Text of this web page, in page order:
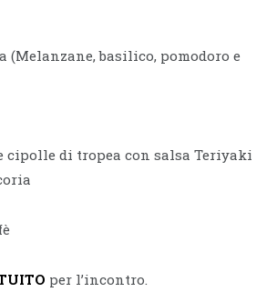
(Melanzane, basilico, pomodoro e
cipolle di tropea con salsa Teriyaki
per l’incontro.